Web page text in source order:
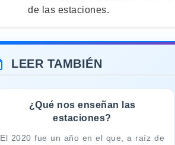
de las estaciones.
LEER TAMBIÉN
¿Qué nos enseñan las
estaciones?
El 2020 fue un año en el que, a raíz de